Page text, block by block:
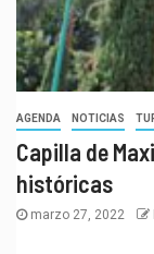
AGENDA NOTICIAS
Capilla de
históricas
marzo 27, 2022